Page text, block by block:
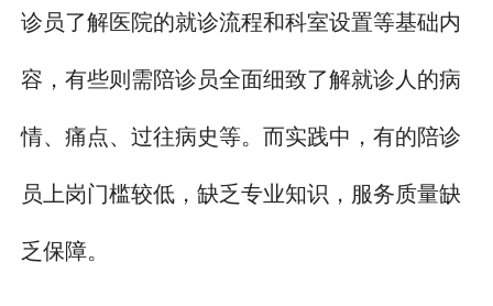
诊员了解医院的就诊流程和科室设置等基础内
容，有些则需陪诊员全面细致了解就诊人的病
情、痛点、过往病史等。而实践中，有的陪诊
员上岗门槛较低，缺乏专业知识，服务质量缺
乏保障。